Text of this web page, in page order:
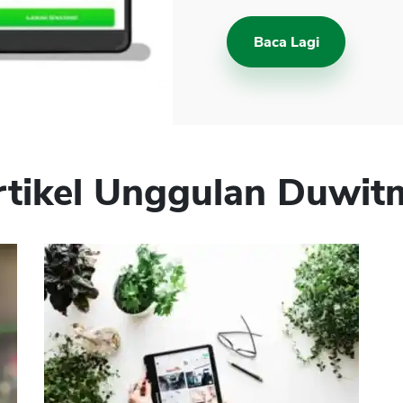
Baca Lagi
Unggulan